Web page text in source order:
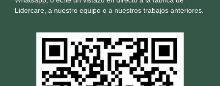
Lidercare, a nuestro equipo o a nuestros trabajos anteriores.